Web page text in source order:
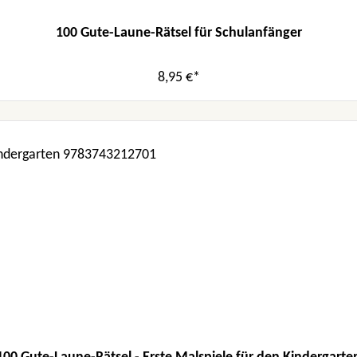
100 Gute-Laune-Rätsel für Schulanfänger
8,95 €*